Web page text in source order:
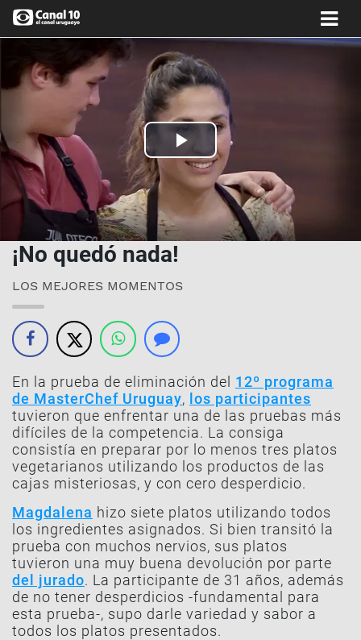
Play
Video
¡No quedó nada!
LOS MEJORES MOMENTOS
En la prueba de eliminación del 12º programa
de MasterChef Uruguay, los participantes
tuvieron que enfrentar una de las pruebas más
difíciles de la competencia. La consiga
consistía en preparar por lo menos tres platos
vegetarianos utilizando los productos de las
cajas misteriosas, y con cero desperdicio.
Magdalena hizo siete platos utilizando todos
los ingredientes asignados. Si bien transitó la
prueba con muchos nervios, sus platos
tuvieron una muy buena devolución por parte
del jurado. La participante de 31 años, además
de no tener desperdicios -fundamental para
esta prueba-, supo darle variedad y sabor a
todos los platos presentados.